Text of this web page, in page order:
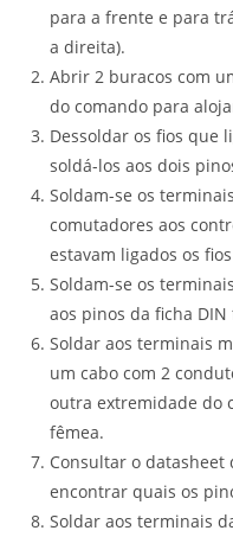
para a frente e para
a direita).
Abrir 2 buracos com
do comando para
Dessoldar os fios que
soldá-los aos dois
Soldam-se os
comutadores aos
estavam ligados os
Soldam-se os
aos pinos da ficha DIN
Soldar aos terminais
um cabo com 2
outra extremidade do
fêmea.
Consultar o
encontrar quais os
Soldar aos terminais